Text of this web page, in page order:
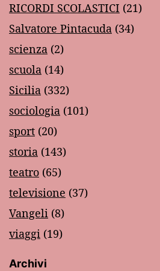
RICORDI SCOLASTICI (21)
Salvatore Pintacuda (34)
scienza (2)
scuola (14)
Sicilia (332)
sociologia (101)
sport (20)
storia (143)
teatro (65)
televisione (37)
Vangeli (8)
viaggi (19)
Archivi